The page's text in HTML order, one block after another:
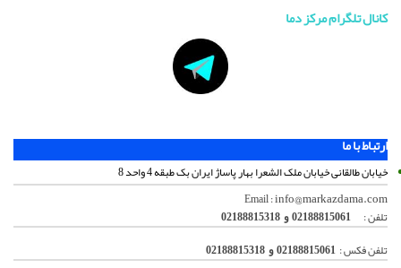
کانال تلگرام مرکز دما
ارتباط با ما
خیابان طالقانی خیابان ملک الشعرا بهار پاساژ ایران بک طبقه 4 واحد 8
Email :info@markazdama.com
تلفن :
02188815061 و 02188815318
تلفن فکس : 02188815061 و 02188815318